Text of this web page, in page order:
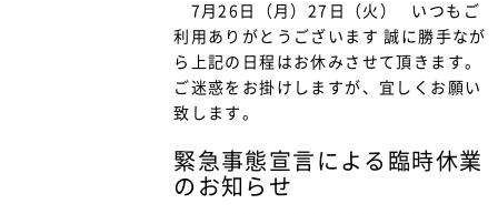
7月26日（月）27日（火） いつもご
利用ありがとうございます 誠に勝手なが
ら上記の日程はお休みさせて頂きます。
ご迷惑をお掛けしますが、宜しくお願い
致します。
緊急事態宣言による臨時休業
のお知らせ